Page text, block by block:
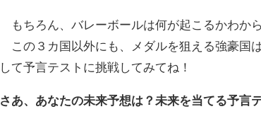
もちろん、バレーボールは何が起こるかわか
この３カ国以外にも、メダルを狙える強豪国
して予言テストに挑戦してみてね！
さあ、あなたの未来予想は？未来を当てる予言